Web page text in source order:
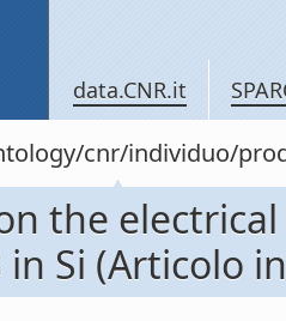
data.CNR.it
cnr/individuo/
the
Si (Articolo